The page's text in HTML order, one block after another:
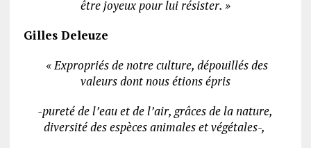
être joyeux pour lui résister. »
Gilles Deleuze
« Expropriés de notre culture, dépouillés des
valeurs dont nous étions épris
-pureté de l’eau et de l’air, grâces de la nature,
diversité des espèces animales et végétales-,